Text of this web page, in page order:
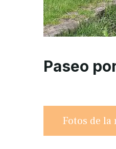
Paseo
Fotos de la